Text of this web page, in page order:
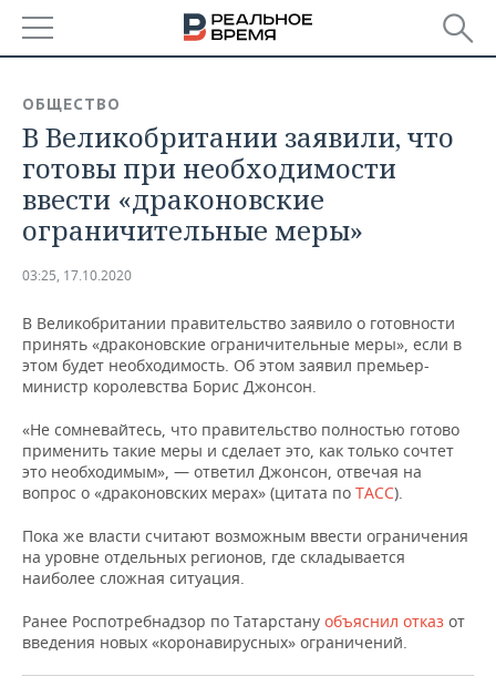
БАШКОРТОСТАН
ТАТАРСТАН
УДМУРТИЯ
НОВОСТИ
АНАЛИТИКА
НОВОСТИ АНАЛИТИКИ
ДЕКЛАРАЦИИ О ДОХОДАХ
КОРОЛИ ГОСЗАКАЗА ПФО
ВУЗЫ ТАТАРСТАНА
КОМУ ПРИНАДЛЕЖАТ
ТОРГОВЫЕ ЦЕНТРЫ
ТАТАРСТАНА
ЭКОНОМИКА
НОВОСТИ ЭКОНОМИКИ
ФИНАНСЫ
БАНКИ
БЮДЖЕТ
ИНВЕСТИЦИИ
ПРОМЫШЛЕННОСТЬ
НОВОСТИ
ПРОМЫШЛЕННОСТИ
АГРОПРОМ
МАШИНОСТРОЕНИЕ
НЕФТЕХИМИЯ
НЕФТЬ
ЭНЕРГЕТИКА
НЕДВИЖИМОСТЬ
НОВОСТИ НЕДВИЖИМОСТИ
АВТО
НОВОСТИ АВТО
БИЗНЕС
НОВОСТИ БИЗНЕСА
РОЗНИЧНАЯ ТОРГОВЛЯ
ТРАНСПОРТ
УСЛУГИ
ТЕХНОЛОГИИ
НОВОСТИ ТЕХНОЛОГИЙ
IT
МЕДИА
МЕРОПРИЯТИЯ
НОВОСТИ МЕРОПРИЯТИЙ
ВЫЕЗДНАЯ РЕДАКЦИЯ
СПОРТ
НОВОСТИ СПОРТА
ОБЩЕСТВО
ОБЩЕСТВО
В Великобритании заявили, что
готовы при необходимости
ввести «драконовские
ограничительные меры»
03:25, 17.10.2020
В Великобритании правительство заявило о готовности
принять «драконовские ограничительные меры», если в
этом будет необходимость. Об этом заявил премьер-
министр королевства Борис Джонсон.
«Не сомневайтесь, что правительство полностью готово
применить такие меры и сделает это, как только сочтет
это необходимым», — ответил Джонсон, отвечая на
вопрос о «драконовских мерах» (цитата по ТАСС).
Пока же власти считают возможным ввести ограничения
на уровне отдельных регионов, где складывается
наиболее сложная ситуация.
Ранее Роспотребнадзор по Татарстану объяснил отказ от
введения новых «коронавирусных» ограничений.